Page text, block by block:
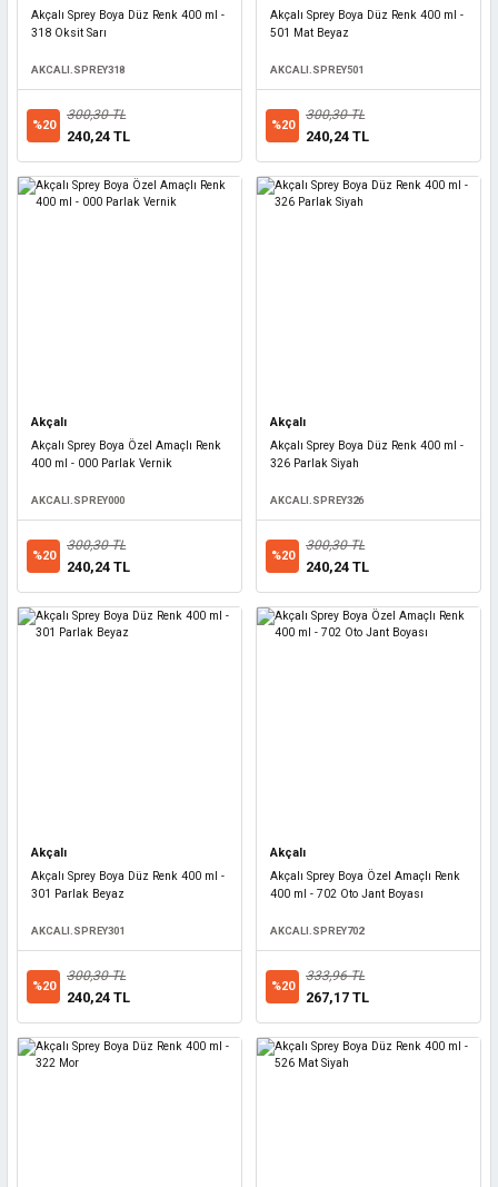
Akçalı Sprey Boya Düz Renk 400 ml -
318 Oksit Sarı
AKCALI.SPREY318
%20
300,30 TL
240,24 TL
Akçalı Sprey Boya Düz Renk 400 ml -
501 Mat Beyaz
AKCALI.SPREY501
%20
300,30 TL
240,24 TL
Akçalı
Akçalı Sprey Boya Özel Amaçlı Renk
400 ml - 000 Parlak Vernik
AKCALI.SPREY000
%20
300,30 TL
240,24 TL
Akçalı
Akçalı Sprey Boya Düz Renk 400 ml -
326 Parlak Siyah
AKCALI.SPREY326
%20
300,30 TL
240,24 TL
Akçalı
Akçalı Sprey Boya Düz Renk 400 ml -
301 Parlak Beyaz
AKCALI.SPREY301
%20
300,30 TL
240,24 TL
Akçalı
Akçalı Sprey Boya Özel Amaçlı Renk
400 ml - 702 Oto Jant Boyası
AKCALI.SPREY702
%20
333,96 TL
267,17 TL